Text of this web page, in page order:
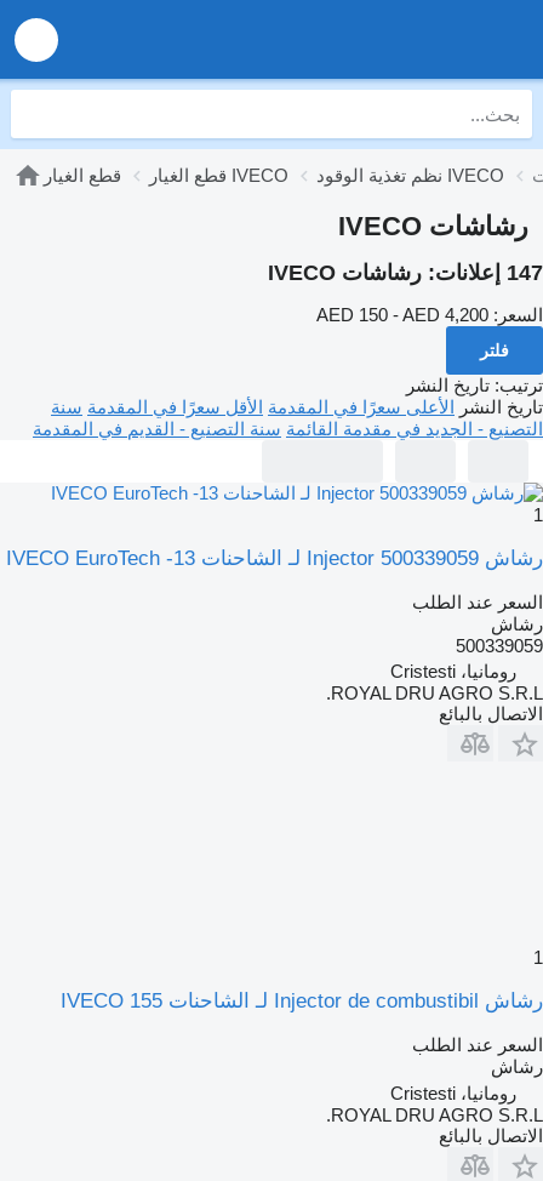
قطع الغيار قطع الغيار IVECO نظم تغذية الوقود IVECO
رشاشات IVECO
147 إعلانات: رشاشات IVECO
السعر: AED 150 - AED 4,200
فلتر
ترتيب: تاريخ النشر
تاريخ النشر الأعلى سعرًا في المقدمة الأقل سعرًا في المقدمة سنة
التصنيع - الجديد في مقدمة القائمة سنة التصنيع - القديم في المقدمة
1
رشاش Injector 500339059 لـ الشاحنات IVECO EuroTech -13
السعر عند الطلب
رشاش
500339059
رومانيا، Cristesti
ROYAL DRU AGRO S.R.L.
الاتصال بالبائع
1
رشاش Injector de combustibil لـ الشاحنات IVECO 155
السعر عند الطلب
رشاش
رومانيا، Cristesti
ROYAL DRU AGRO S.R.L.
الاتصال بالبائع